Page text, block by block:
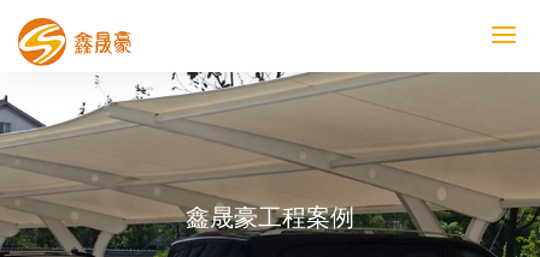
鑫晟豪首页
膜结构车棚
污水池反吊膜加盖
鑫晟豪资讯
关于鑫晟豪
联系鑫晟豪
鑫晟豪工程案例